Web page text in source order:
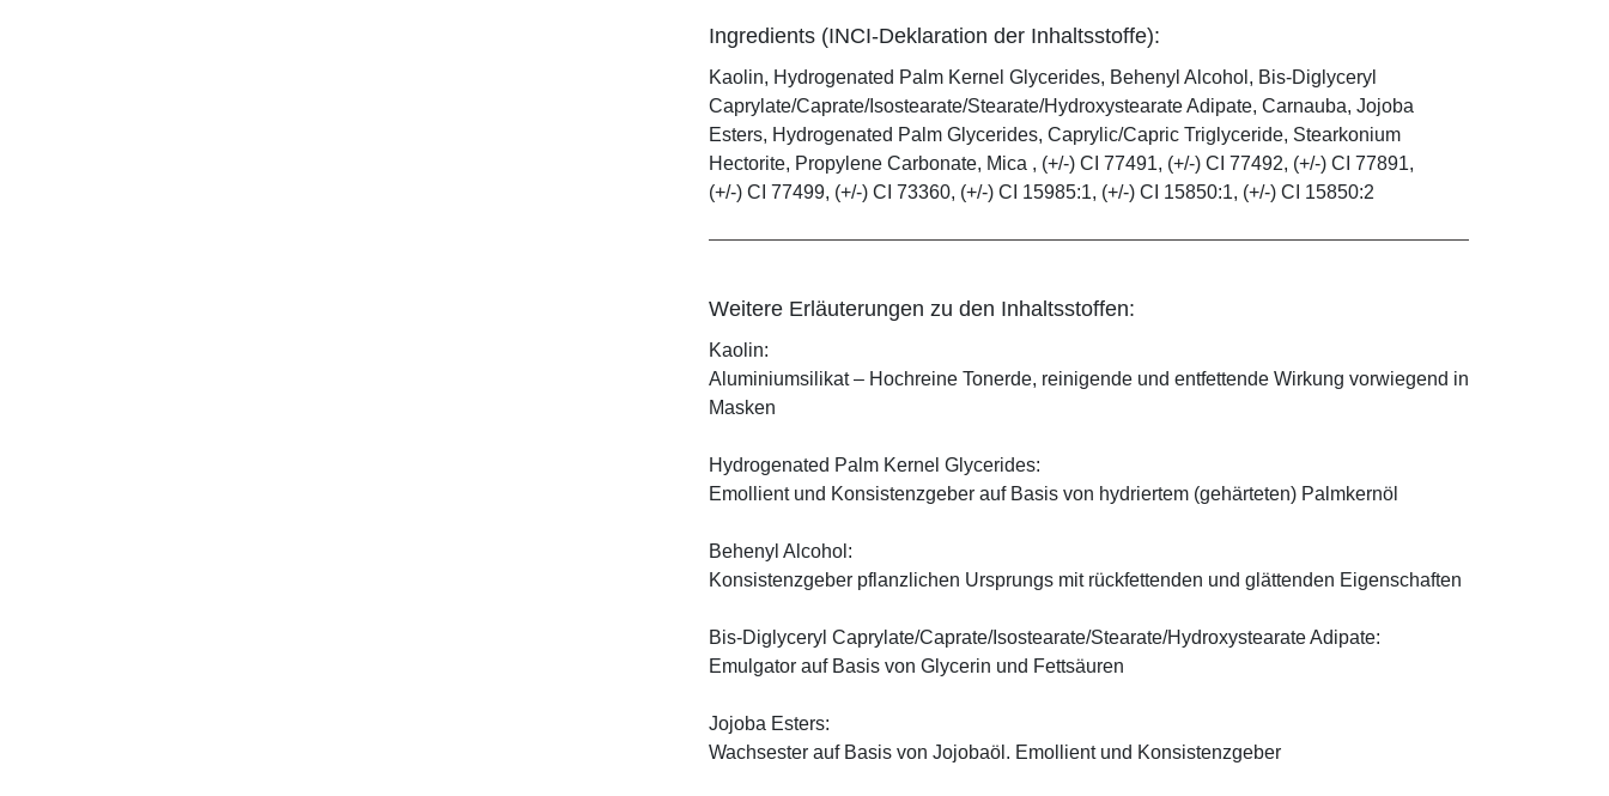
Ingredients (INCI-Deklaration der Inhaltsstoffe):
Kaolin, Hydrogenated Palm Kernel Glycerides, Behenyl Alcohol, Bis-Diglyceryl
Caprylate/Caprate/Isostearate/Stearate/Hydroxystearate Adipate, Carnauba, Jojoba
Esters, Hydrogenated Palm Glycerides, Caprylic/Capric Triglyceride, Stearkonium
Hectorite, Propylene Carbonate, Mica , (+/-) CI 77491, (+/-) CI 77492, (+/-) CI 77891,
(+/-) CI 77499, (+/-) CI 73360, (+/-) CI 15985:1, (+/-) CI 15850:1, (+/-) CI 15850:2
Weitere Erläuterungen zu den Inhaltsstoffen:
Kaolin:
Aluminiumsilikat – Hochreine Tonerde, reinigende und entfettende Wirkung vorwiegend in
Masken
Hydrogenated Palm Kernel Glycerides:
Emollient und Konsistenzgeber auf Basis von hydriertem (gehärteten) Palmkernöl
Behenyl Alcohol:
Konsistenzgeber pflanzlichen Ursprungs mit rückfettenden und glättenden Eigenschaften
Bis-Diglyceryl Caprylate/Caprate/Isostearate/Stearate/Hydroxystearate Adipate:
Emulgator auf Basis von Glycerin und Fettsäuren
Jojoba Esters:
Wachsester auf Basis von Jojobaöl. Emollient und Konsistenzgeber